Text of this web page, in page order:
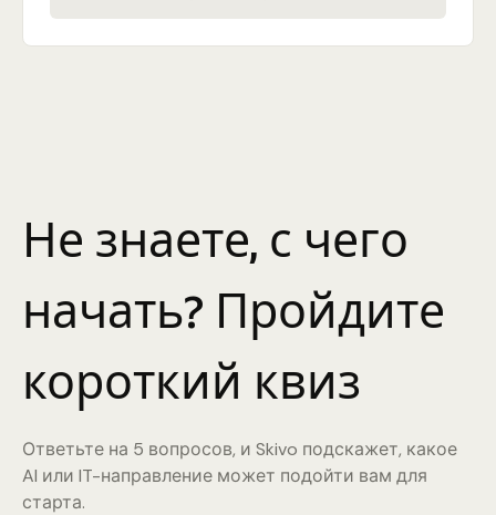
Не знаете, с чего
начать? Пройдите
короткий квиз
Ответьте на 5 вопросов, и Skivo подскажет, какое
AI или IT-направление может подойти вам для
старта.